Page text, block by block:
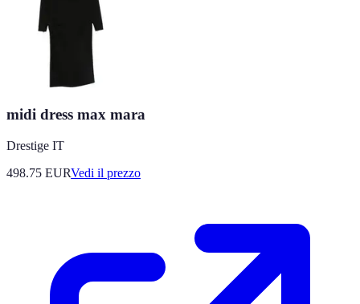
midi dress max mara
Drestige IT
498.75 EURVedi il prezzo